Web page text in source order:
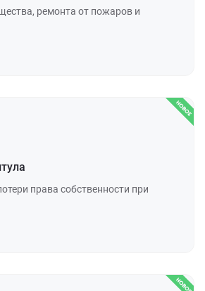
ремонта от пожаров и
права собственности при